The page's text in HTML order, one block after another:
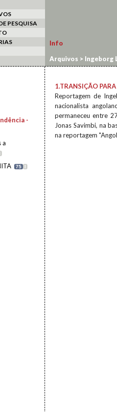
PESQUISA
-
a
75 I
Info
Arquivos > Ingeborg
1.TRANSIÇÃO
Reportagem de
nacionalista
permaneceu entre
Jonas Savimbi, na
na reportagem